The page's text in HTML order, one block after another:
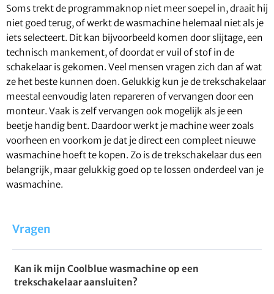
Soms trekt de programmaknop niet meer soepel in, draait hij
niet goed terug, of werkt de wasmachine helemaal niet als je
iets selecteert. Dit kan bijvoorbeeld komen door slijtage, een
technisch mankement, of doordat er vuil of stof in de
schakelaar is gekomen. Veel mensen vragen zich dan af wat
ze het beste kunnen doen. Gelukkig kun je de trekschakelaar
meestal eenvoudig laten repareren of vervangen door een
monteur. Vaak is zelf vervangen ook mogelijk als je een
beetje handig bent. Daardoor werkt je machine weer zoals
voorheen en voorkom je dat je direct een compleet nieuwe
wasmachine hoeft te kopen. Zo is de trekschakelaar dus een
belangrijk, maar gelukkig goed op te lossen onderdeel van je
wasmachine.
Vragen
Kan ik mijn Coolblue wasmachine op een
trekschakelaar aansluiten?